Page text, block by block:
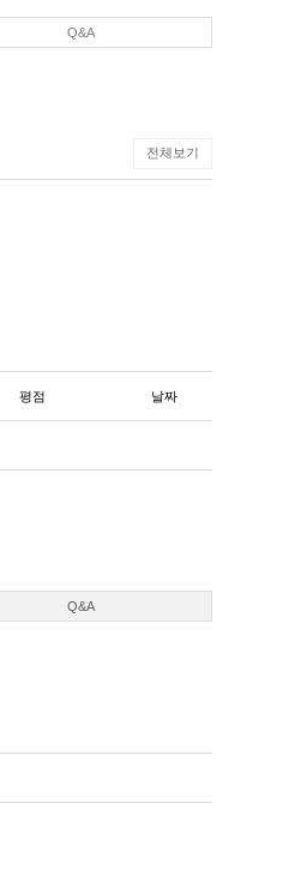
Q&A
전체보기
평점 날짜
Q&A